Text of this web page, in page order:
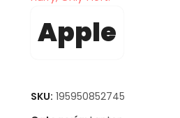
Apple
SKU: 195950852745